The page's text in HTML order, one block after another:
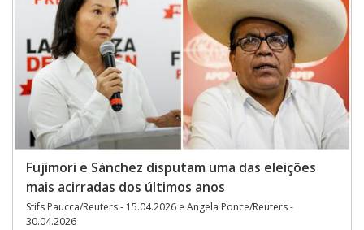
Fujimori e Sánchez disputam uma das eleições
mais acirradas dos últimos anos
Stifs Paucca/Reuters - 15.04.2026 e Angela Ponce/Reuters -
30.04.2026